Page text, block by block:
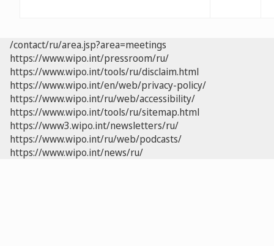
/contact/ru/area.jsp?area=meetings
https://www.wipo.int/pressroom/ru/
https://www.wipo.int/tools/ru/disclaim.html
https://www.wipo.int/en/web/privacy-policy/
https://www.wipo.int/ru/web/accessibility/
https://www.wipo.int/tools/ru/sitemap.html
https://www3.wipo.int/newsletters/ru/
https://www.wipo.int/ru/web/podcasts/
https://www.wipo.int/news/ru/